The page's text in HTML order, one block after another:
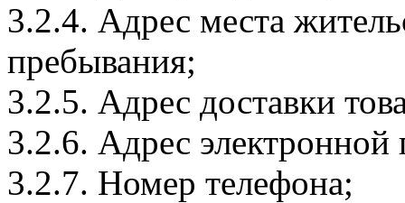
3.2.4. Адрес места
пребывания;
3.2.5. Адрес доставки
3.2.6. Адрес электронной
3.2.7. Номер телефона;